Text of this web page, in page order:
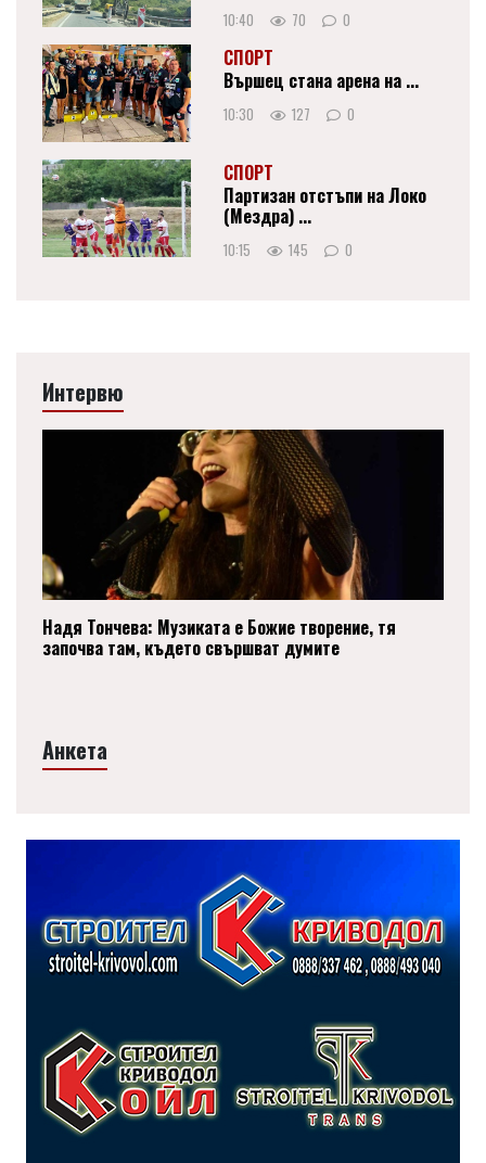
10:40 70 0
СПОРТ
Вършец стана арена на ...
10:30 127 0
СПОРТ
Партизан отстъпи на Локо
(Мездра) ...
10:15 145 0
Интервю
Надя Тончева: Музиката е Божие творение, тя
започва там, където свършват думите
Анкета